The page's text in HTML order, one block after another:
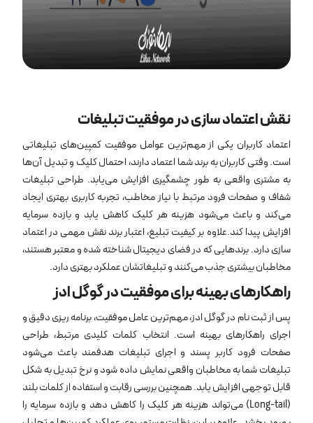
نقش اعتماد سازی در موفقیت تبلیغات
اعتماد کاربران یکی از مهم‌ترین عوامل موفقیت کمپین‌های تبلیغاتی
است. وقتی کاربران به برند شما اعتماد دارند، احتمال کلیک و تبدیل آن‌ها
به مشتری واقعی به طور چشمگیری افزایش می‌یابد. طراحی تبلیغات
شفاف و صفحات فرود مرتبط با نیاز مخاطب، تجربه کاربری بهتری ایجاد
می‌کند و باعث می‌شود هزینه هر کلیک کاهش یابد و بازده سرمایه
افزایش پیدا کند.علاوه بر کیفیت تبلیغ، اعتبار برند نقش مهمی در اعتماد
سازی دارد. برندهایی که در فضای دیجیتال شناخته شده و معتبر هستند،
مخاطبان بیشتری جذب می‌کنند و تبلیغاتشان عملکرد بهتری دارد.
راهکارهای بهینه برای موفقیت در گوگل ادز
پس از ثبت نام در گوگل ادز، مهم‌ترین عامل موفقیت، برنامه ‌ریزی دقیق و
اجرای راهکارهای بهینه است. انتخاب کلمات کلیدی مرتبط، طراحی
صفحات فرود کاربر پسند و اجرای تبلیغات هدفمند باعث می‌شود
تبلیغات شما به مخاطبان واقعی نمایش داده شود و نرخ تبدیل به شکل
قابل توجهی افزایش یابد. همچنین بررسی رقابت و استفاده از کلمات بلند
(Long-tail) می‌تواند هزینه هر کلیک را کاهش دهد و بازده سرمایه را